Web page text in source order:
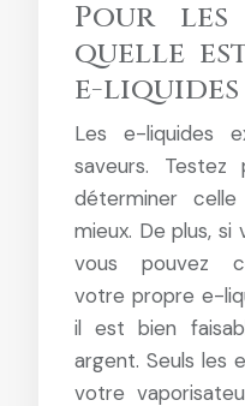
Pour les
quelle
e-liquides
Les e-liquides
saveurs. Testez
déterminer
mieux. De plus,
vous pouvez
votre propre e-
il est bien
argent. Seuls les
votre